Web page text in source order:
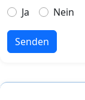
Ja
Nein
Senden